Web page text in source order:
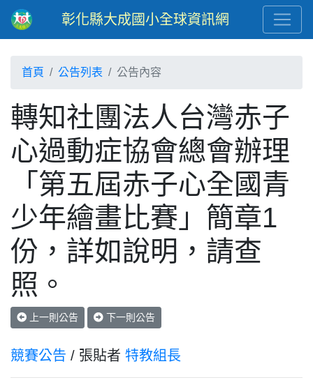
彰化縣大成國小全球資訊網
首頁 公告列表 公告內容
轉知社團法人台灣赤子
心過動症協會總會辦理
「第五屆赤子心全國青
少年繪畫比賽」簡章1
份，詳如說明，請查
照。
上一則公告 下一則公告
競賽公告 / 張貼者 特教組長